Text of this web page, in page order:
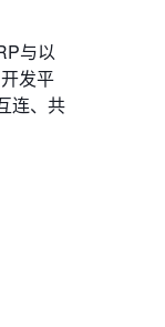
与以
发平
连、共